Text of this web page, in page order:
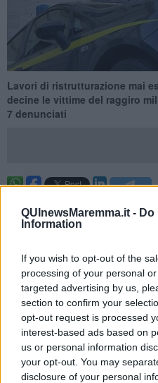
QUInewsMaremma.it -
Information
If you wish to opt-out of the
processing of your personal
targeted advertising by us,
section to confirm your
opt-out request is processed
interest-based ads based on
us or personal information
your opt-out. You may
disclosure of your personal
Lavori di ristrutturazione mai
decine le vittime del raggiro
7 denunciati
eseguiti, immobili inesistenti,
ed all’oscuro del raggiro
nell'operazione denominata
maxi truffa sui bonus edilizi
di euro in crediti fiscali fasulli
E' iniziato tutto con una verifica
grossetana nell'Ottobre 2023
cassetto fiscale vantava oltre 5,7
Bonus facciate ed Eco-Bonus.
erano emersi specifici elementi